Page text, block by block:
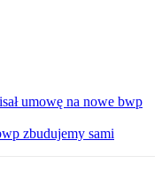
umowę na nowe bwp
zbudujemy sami